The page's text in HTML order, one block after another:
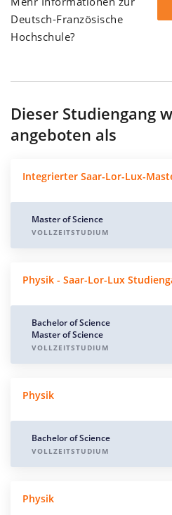
Deutsch-Französische
Hochschule?
Dieser Studiengang
angeboten als
Integrierter Saar-Lor-Lux-
Master of Science
VOLLZEITSTUDIUM
Physik - Saar-Lor-Lux
Bachelor of Science
Master of Science
VOLLZEITSTUDIUM
Physik
Bachelor of Science
VOLLZEITSTUDIUM
Physik